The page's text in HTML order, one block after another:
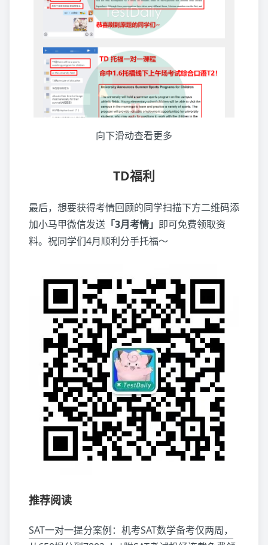
向下滑动查看更多
TD福利
最后，想要获得考情回顾的同学扫描下方二维码添
加小马甲微信发送 「3月考情」 即可免费领取资
料。祝同学们4月顺利分手托福～
推荐阅读
SAT一对一提分案例：机考SAT数学备考仅两周，